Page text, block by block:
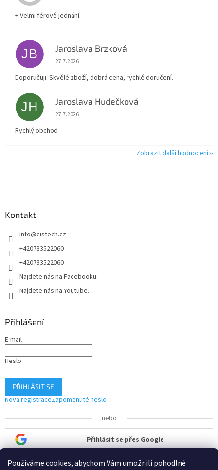
Používáme cookies, abychom Vám umožnili pohodlné
+ Velmi férové jednání.
JB Jaroslava Brzková
Hodnocení obchodu je 5 z 5 hvězdiček.
27.7.2026
Doporučuji. Skvělé zboží, dobrá cena, rychlé doručení.
JH Jaroslava Hudečková
Hodnocení obchodu je 5 z 5 hvězdiček.
27.7.2026
Rychlý obchod
Zobrazit další hodnocení
Kontakt
info@cistech.cz
+420733522060
+420733522060
Najdete nás na Facebooku.
Najdete nás na Youtube.
Přihlášení
E-mail
Heslo
PŘIHLÁSIT SE
Nová registraceZapomenuté heslo
nebo
Přihlásit se přes Google
Přihlásit se přes Seznam